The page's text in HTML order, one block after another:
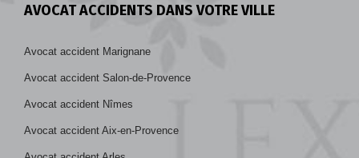
AVOCAT ACCIDENTS DANS VOTRE VILLE
Avocat accident Marignane
Avocat accident Salon-de-Provence
Avocat accident Nîmes
Avocat accident Aix-en-Provence